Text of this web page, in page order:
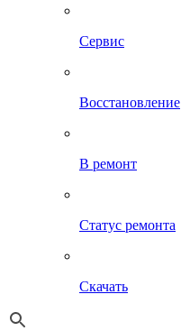
Сервис
Восстановление
В ремонт
Статус ремонта
Скачать